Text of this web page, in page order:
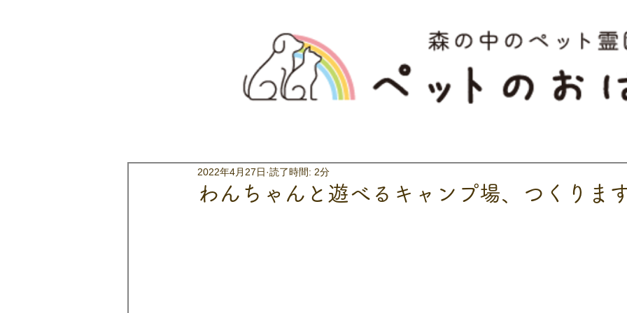
わんちゃんと遊べるキャンプ場、つくりま
2022年4月27日 読了時間: 2分